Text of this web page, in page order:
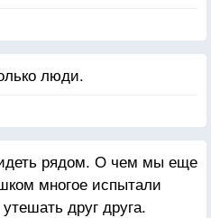
люди.
рядом. О чем мы еще
многое испытали
друг друга.